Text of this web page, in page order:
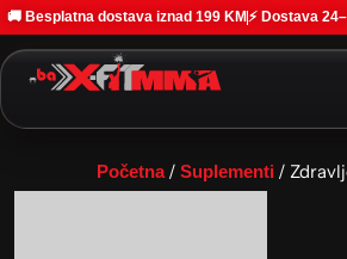
🚚 Besplatna dostava iznad 199 KM ⚡ Dostava
Početna/ Suplementi/